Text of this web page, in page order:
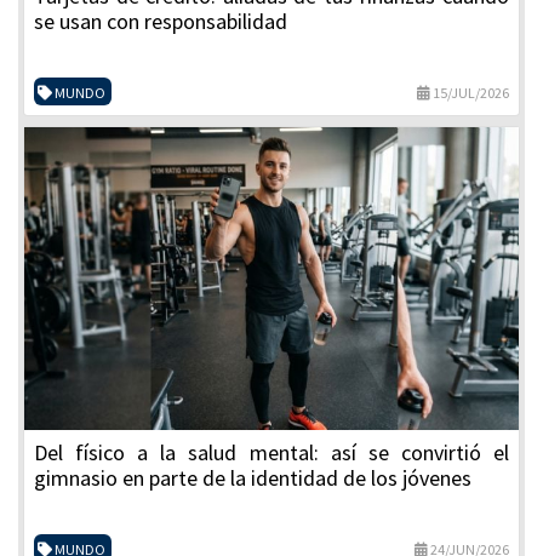
se usan con responsabilidad
MUNDO 15/JUL/2026
Del físico a la salud mental: así se convirtió el
gimnasio en parte de la identidad de los jóvenes
MUNDO 24/JUN/2026